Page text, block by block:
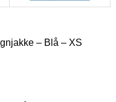
– Blå – XS